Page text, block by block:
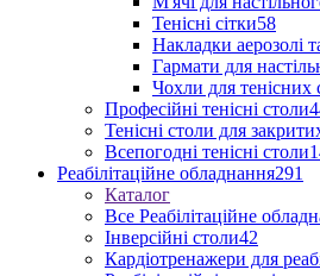
Тенісні сітки58
Накладки аерозолі
Гармати для
Чохли для тенісних
Професійні тенісні столи
Тенісні столи для
Всепогодні тенісні столи
Реабілітаційне обладнання291
Каталог
Все Реабілітаційне
Інверсійні столи42
Кардіотренажери для